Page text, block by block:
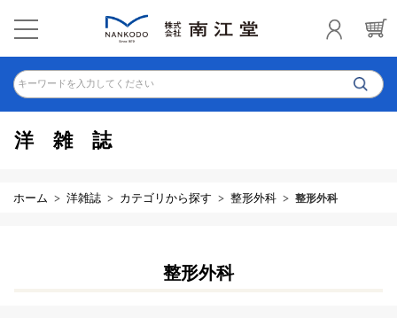
キーワードを入力してください
洋雑誌
ホーム 洋雑誌 カテゴリから探す 整形外科 整形外科
整形外科